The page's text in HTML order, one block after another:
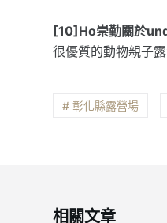
[10]Ho崇勤關於
很優質的動物親子
# 彰化縣露營場
相關文章